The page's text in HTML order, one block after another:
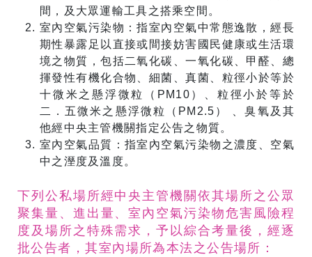
間，及大眾運輸工具之搭乘空間。
室內空氣污染物：指室內空氣中常態逸散，經長
期性暴露足以直接或間接妨害國民健康或生活環
境之物質，包括二氧化碳、一氧化碳、甲醛、總
揮發性有機化合物、細菌、真菌、粒徑小於等於
十微米之懸浮微粒（PM10）、粒徑小於等於
二．五微米之懸浮微粒（PM2.5） 、臭氧及其
他經中央主管機關指定公告之物質。
室內空氣品質：指室內空氣污染物之濃度、空氣
中之溼度及溫度。
下列公私場所經中央主管機關依其場所之公眾
聚集量、進出量、室內空氣污染物危害風險程
度及場所之特殊需求，予以綜合考量後，經逐
批公告者，其室內場所為本法之公告場所：